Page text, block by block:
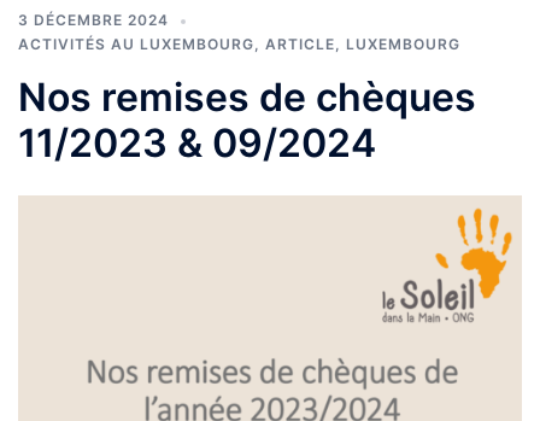
3 DÉCEMBRE 2024
ACTIVITÉS AU LUXEMBOURG
ARTICLE LUXEMBOURG
Nos remises de chèques
11/2023 & 09/2024